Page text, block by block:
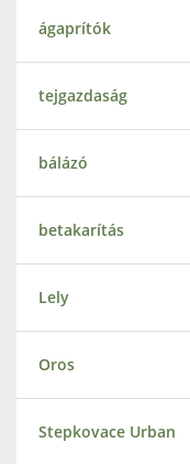
ágaprítók
tejgazdaság
bálázó
betakarítás
Lely
Oros
Stepkovace Urban